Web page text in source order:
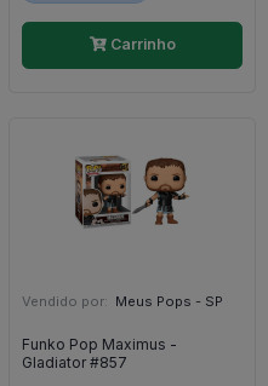
Carrinho
Vendido por: Meus Pops - SP
Funko Pop Maximus -
Gladiator #857